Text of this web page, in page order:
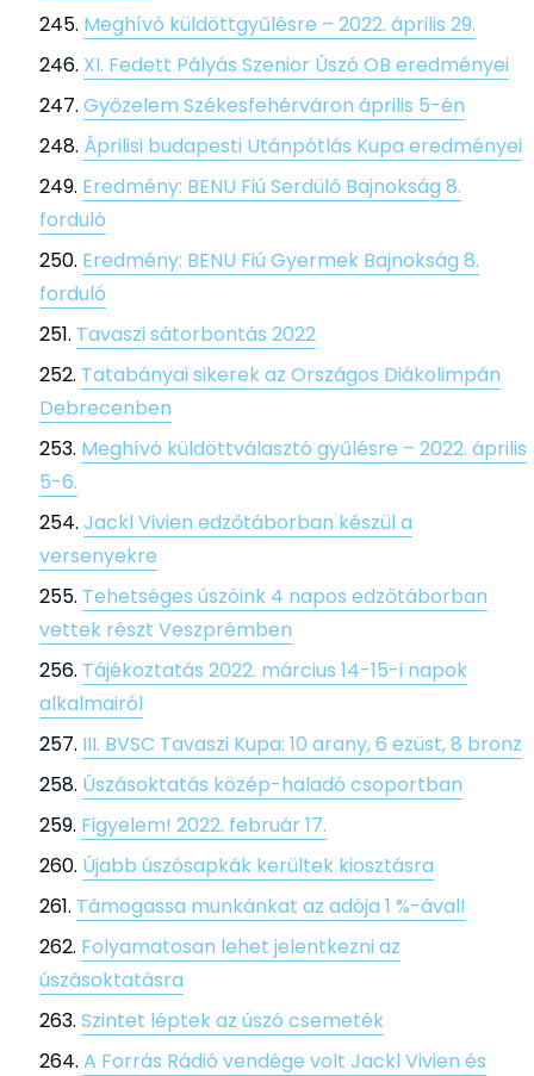
Meghívó küldöttgyűlésre – 2022. április 29.
XI. Fedett Pályás Szenior Úszó OB eredményei
Győzelem Székesfehérváron április 5-én
Áprilisi budapesti Utánpótlás Kupa eredményei
Eredmény: BENU Fiú Serdülő Bajnokság 8.
forduló
Eredmény: BENU Fiú Gyermek Bajnokság 8.
forduló
Tavaszi sátorbontás 2022
Tatabányai sikerek az Országos Diákolimpán
Debrecenben
Meghívó küldöttválasztó gyűlésre – 2022. április
5-6.
Jackl Vivien edzőtáborban készül a
versenyekre
Tehetséges úszóink 4 napos edzőtáborban
vettek részt Veszprémben
Tájékoztatás 2022. március 14-15-i napok
alkalmairól
III. BVSC Tavaszi Kupa: 10 arany, 6 ezüst, 8 bronz
Úszásoktatás közép-haladó csoportban
Figyelem! 2022. február 17.
Újabb úszósapkák kerültek kiosztásra
Támogassa munkánkat az adója 1 %-ával!
Folyamatosan lehet jelentkezni az
úszásoktatásra
Szintet léptek az úszó csemeték
A Forrás Rádió vendége volt Jackl Vivien és